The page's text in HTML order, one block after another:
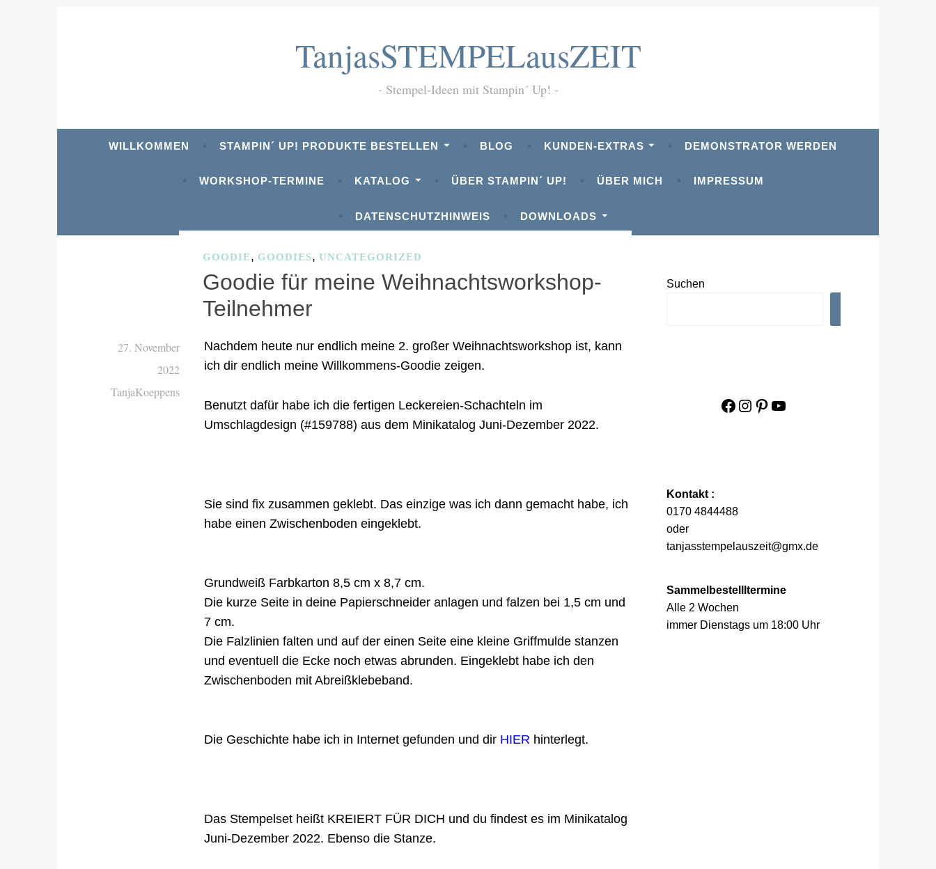
TanjasSTEMPELausZEIT
Stempel-Ideen mit Stampin´ Up!
WILLKOMMEN STAMPIN´ UP! PRODUKTE BESTELLEN BLOG KUNDEN-EXTRAS DEMONSTRATOR WERDEN
WORKSHOP-TERMINE KATALOG ÜBER STAMPIN´ UP! ÜBER MICH IMPRESSUM
DATENSCHUTZHINWEIS DOWNLOADS
SCHLAGWORT: ADVENTSGESCHENK
GOODIE, GOODIES,UNCATEGORIZED
Goodie für meine Weihnachtsworkshop-
Teilnehmer
27. November
2022
TanjaKoeppens
Nachdem heute nur endlich meine 2. großer Weihnachtsworkshop ist, kann
ich dir endlich meine Willkommens-Goodie zeigen.
Benutzt dafür habe ich die fertigen Leckereien-Schachteln im
Umschlagdesign (#159788) aus dem Minikatalog Juni-Dezember 2022.
Sie sind fix zusammen geklebt. Das einzige was ich dann gemacht habe, ich
habe einen Zwischenboden eingeklebt.
Grundweiß Farbkarton 8,5 cm x 8,7 cm.
Die kurze Seite in deine Papierschneider anlagen und falzen bei 1,5 cm und
7 cm.
Die Falzlinien falten und auf der einen Seite eine kleine Griffmulde stanzen
und eventuell die Ecke noch etwas abrunden. Eingeklebt habe ich den
Zwischenboden mit Abreißklebeband.
Die Geschichte habe ich in Internet gefunden und dir HIER hinterlegt.
Das Stempelset heißt KREIERT FÜR DICH und du findest es im Minikatalog
Juni-Dezember 2022. Ebenso die Stanze.
Suchen
Facebook
Instagram
Pinterest
YouTube
Kontakt :
0170 4844488
oder
tanjasstempelauszeit@gmx.de
Sammelbestellltermine
Alle 2 Wochen
immer Dienstags um 18:00 Uhr